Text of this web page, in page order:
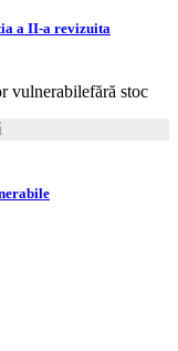
a II-a revizuita
fără stoc